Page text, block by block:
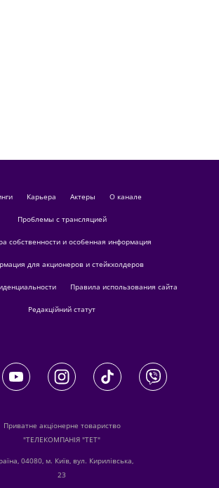
Карьера актеры О канале
Проблемы с трансляцией
собственности и особенная информация
для акционеров и стейкхолдеров
Правила использования сайта
Редакційний статут
Приватне акціонерне товариство
"ТЕЛЕКОМПАНІЯ "ТЕТ"
04080, м. Київ, вул. Кирилівська,
23